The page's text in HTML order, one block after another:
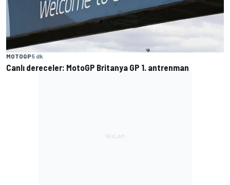
MOTOGP5 dk
Canlı dereceler: MotoGP Britanya GP 1. antrenman